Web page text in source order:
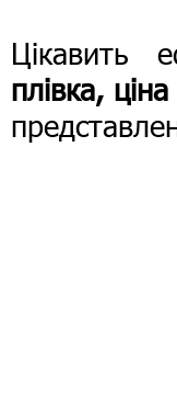
Цікавить
плівка, ціна